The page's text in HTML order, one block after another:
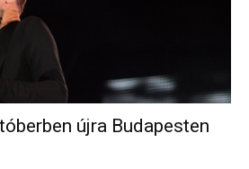
újra Budapesten